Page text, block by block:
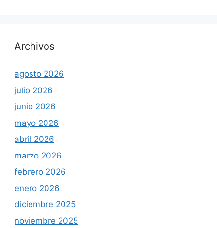
Archivos
agosto 2026
julio 2026
junio 2026
mayo 2026
abril 2026
marzo 2026
febrero 2026
enero 2026
diciembre 2025
noviembre 2025